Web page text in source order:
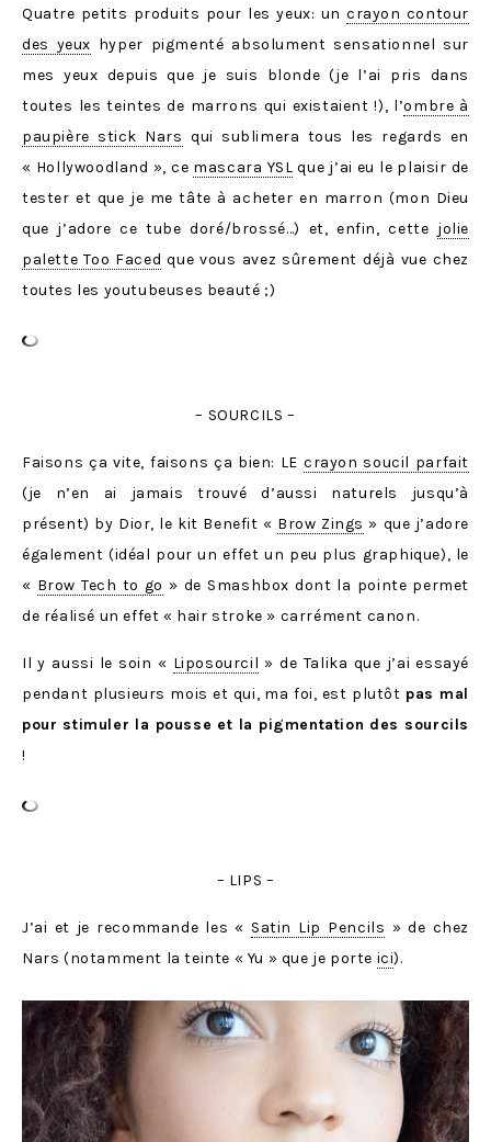
Quatre petits produits pour les yeux: un crayon contour
des yeux hyper pigmenté absolument sensationnel sur
mes yeux depuis que je suis blonde (je l’ai pris dans
toutes les teintes de marrons qui existaient !), l’ombre à
paupière stick Nars qui sublimera tous les regards en
« Hollywoodland », ce mascara YSL que j’ai eu le plaisir de
tester et que je me tâte à acheter en marron (mon Dieu
que j’adore ce tube doré/brossé…) et, enfin, cette jolie
palette Too Faced que vous avez sûrement déjà vue chez
toutes les youtubeuses beauté ;)
– SOURCILS –
Faisons ça vite, faisons ça bien: LE crayon soucil parfait
(je n’en ai jamais trouvé d’aussi naturels jusqu’à
présent) by Dior, le kit Benefit « Brow Zings » que j’adore
également (idéal pour un effet un peu plus graphique), le
« Brow Tech to go » de Smashbox dont la pointe permet
de réalisé un effet « hair stroke » carrément canon.
Il y aussi le soin « Liposourcil » de Talika que j’ai essayé
pendant plusieurs mois et qui, ma foi, est plutôt pas mal
pour stimuler la pousse et la pigmentation des sourcils
!
– LIPS –
J’ai et je recommande les « Satin Lip Pencils » de chez
Nars (notamment la teinte « Yu » que je porte ici).